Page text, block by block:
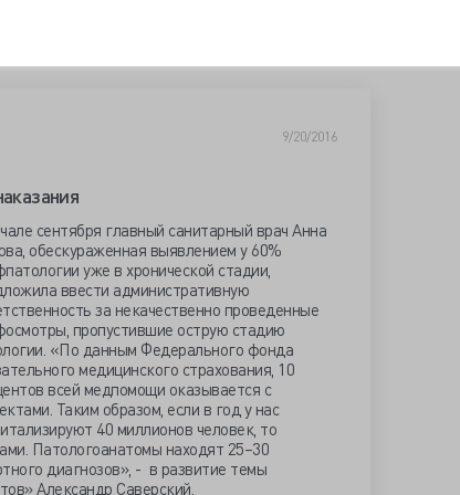
9/20/2016
сентября главный санитарный врач Анна
обескураженная выявлением у 60%
уже в хронической стадии,
ввести административную
за некачественно проведенные
пропустившие острую стадию
«По данным Федерального фонда
медицинского страхования, 10
всей медпомощи оказывается с
Таким образом, если в год у нас
40 миллионов человек, то
Патологоанатомы находят 25–30
диагнозов», - в развитие темы
Александр Саверский.